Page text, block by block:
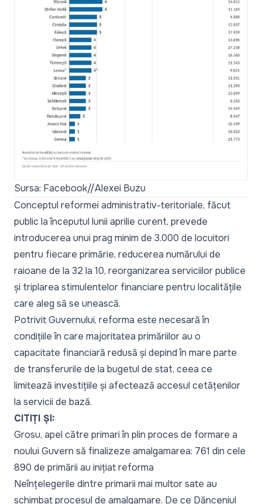
Sursa: Facebook//Alexei Buzu
Conceptul reformei administrativ-teritoriale, făcut
public la începutul lunii aprilie curent, prevede
introducerea unui prag minim de 3.000 de locuitori
pentru fiecare primărie, reducerea numărului de
raioane de la 32 la 10, reorganizarea serviciilor publice
și triplarea stimulentelor financiare pentru localitățile
care aleg să se unească.
Potrivit Guvernului, reforma este necesară în
condițiile în care majoritatea primăriilor au o
capacitate financiară redusă și depind în mare parte
de transferurile de la bugetul de stat, ceea ce
limitează investițiile și afectează accesul cetățenilor
la servicii de bază.
CITIȚI ȘI:
Grosu, apel către primari în plin proces de formare a
noului Guvern să finalizeze amalgamarea: 761 din cele
890 de primării au inițiat reforma
Neînțelegerile dintre primarii mai multor sate au
schimbat procesul de amalgamare. De ce Dănceniul